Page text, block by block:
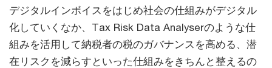
デジタルインボイスをはじめ社会の仕組みがデジタル
化していくなか、Tax Risk Data Analyserのような仕
組みを活用して納税者の税のガバナンスを高める、潜
在リスクを減らすといった仕組みをきちんと整えるの